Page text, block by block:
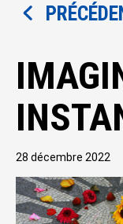
28 décembre 2022